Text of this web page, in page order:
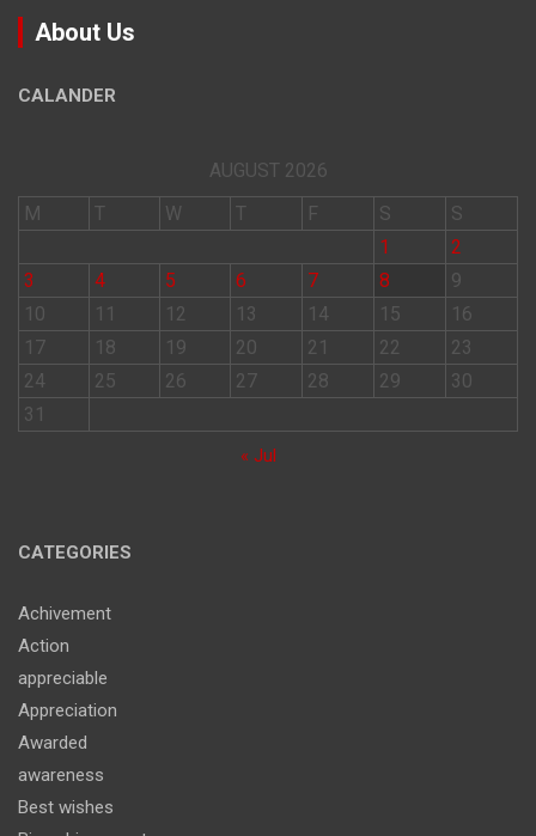
About Us
CALANDER
AUGUST 2026
M
T W T F S
S
1
2
3
4 5 6 7 8
9
10
11 12 13 14 15
16
17
18 19 20 21 22
23
24
25 26 27 28 29
30
31
« Jul
CATEGORIES
Achivement
Action
appreciable
Appreciation
Awarded
awareness
Best wishes